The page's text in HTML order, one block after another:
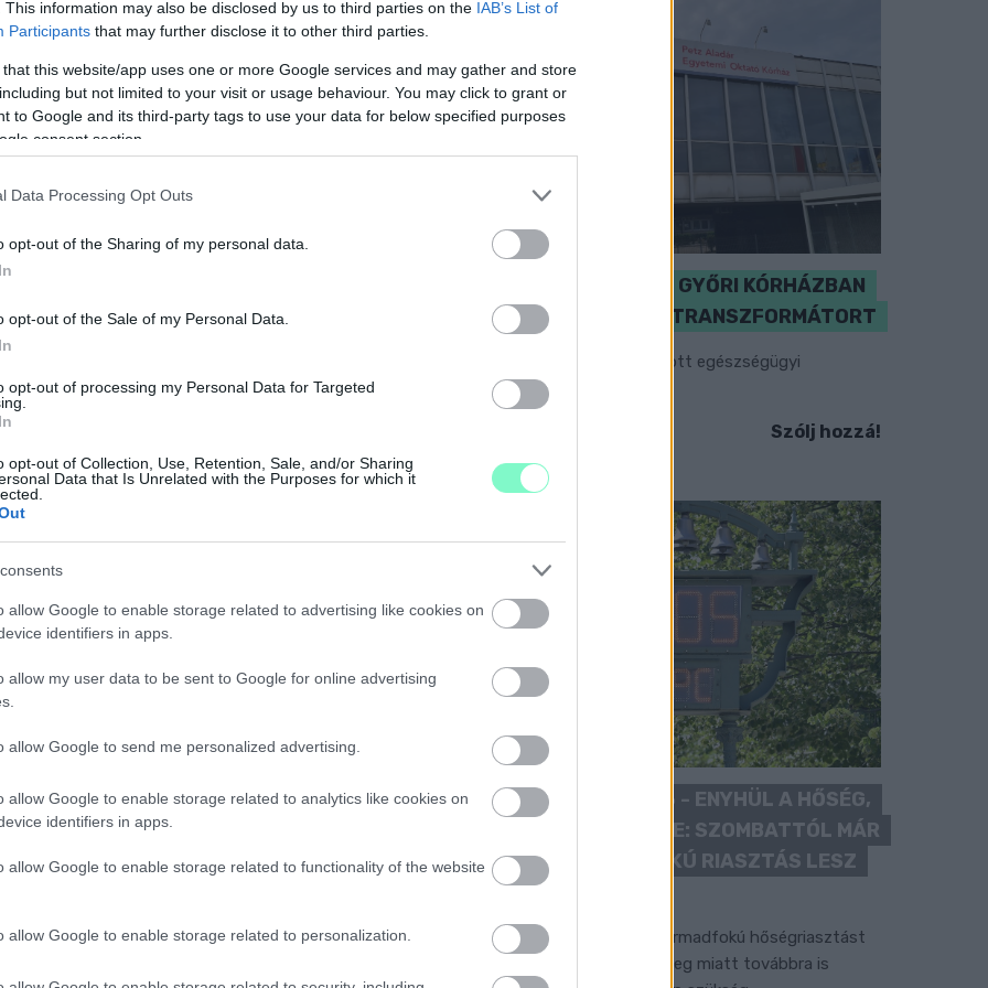
This information may also be disclosed by us to third parties on the IAB’s List of
Participants that may further disclose it to other third parties.
that this website/app uses one or more Google services and may gather and store
but not limited to your visit or usage behaviour. You may click to grant or
to Google and its third-party tags to use your data for below specified purposes
consent section.
Data Processing Opt Outs
opt-out of the Sharing of my personal data.
opt-out of the Sale of my Personal Data.
opt-out of processing my Personal Data for Targeted
opt-out of Collection, Use, Retention, Sale, and/or Sharing
Data that Is Unrelated with the Purposes for which it
allow Google to enable storage related to advertising like cookies on
identifiers in apps.
allow my user data to be sent to Google for online advertising
allow Google to send me personalized advertising.
allow Google to enable storage related to analytics like cookies on
identifiers in apps.
allow Google to enable storage related to functionality of the website
allow Google to enable storage related to personalization.
cserébe tette közzé a Zechmeister-
költségvetés tervezetéhez készítettünk.
megjelenített bannerért. Ezt a
a Győr+ álláspontja az volt, hogy ezért
el Kósa Roland.
bejelentett távozása után most nem könnyű
szerkesztőségünknek korábban
frakciók, a közgyűlésben helyet foglaló
KICSERÉLTÉK A GYŐRI KÓRHÁZBAN
MEGHIBÁSODOTT TRANSZFORMÁTORT
Megkezdték az elhalasztott egészségügyi
ellátásokat.
Szólj hozzá!
KÁNIKULA 2026 - ENYHÜL A HŐSÉG,
DE MÉG NINCS VÉGE: SZOMBATTÓL MÁR
“CSAK” MÁSODFOKÚ RIASZTÁS LESZ
ÉRVÉNYBEN
A július vége óta tartó harmadfokú hőségriasztást
mérséklik, de a tartós meleg miatt továbbra is